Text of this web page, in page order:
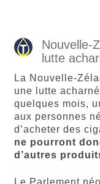
Nouvelle-
lutte
La Nouvelle-
une lutte
quelques mois,
aux personnes
d’acheter des
ne pourront
d’autres
Le Parlement